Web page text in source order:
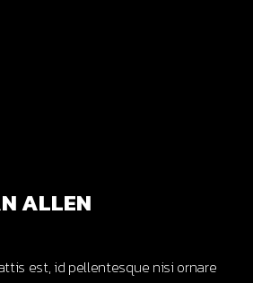
ALLEN
est, id pellentesque nisi ornare